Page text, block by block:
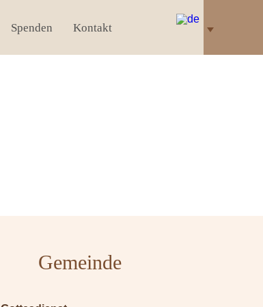
Spenden Kontakt
Gemeinde